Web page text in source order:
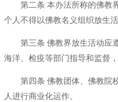
第二条 本办法所称的佛教界
个人不得以佛教名义组织放生活
第三条 佛教界放生活动应遵
海洋、检疫等部门指导和监督
第四条 佛教团体、佛教院校
人进行商业化运作。